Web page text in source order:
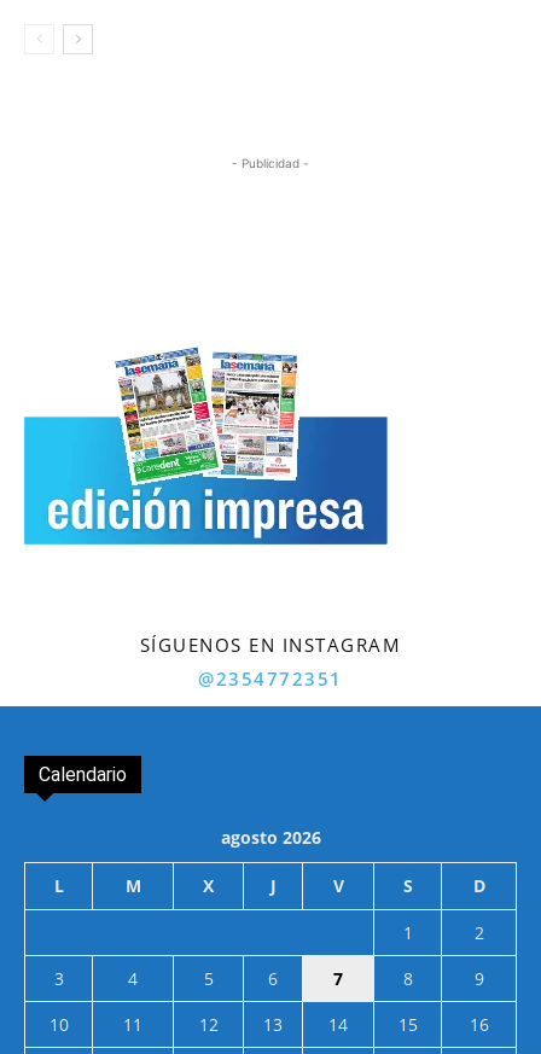
- Publicidad -
SÍGUENOS EN INSTAGRAM
@2354772351
Calendario
agosto 2026
L M X J V S D
1
2
3
4 5 6 7 8
9
10
11 12 13 14 15
16